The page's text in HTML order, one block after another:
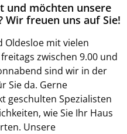
und möchten unsere
Wir freuen uns auf Sie!
Oldesloe mit vielen
zwischen 9.00 und
sind wir in der
Sie da. Gerne
geschulten Spezialisten
wie Sie Ihr Haus
Unsere